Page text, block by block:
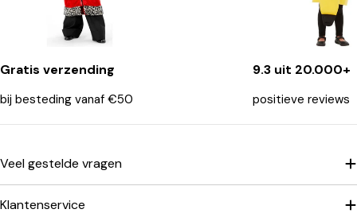
Gratis verzending
bij besteding vanaf €50
9.3 uit 20.000+
positieve reviews
Veel gestelde vragen
Klantenservice